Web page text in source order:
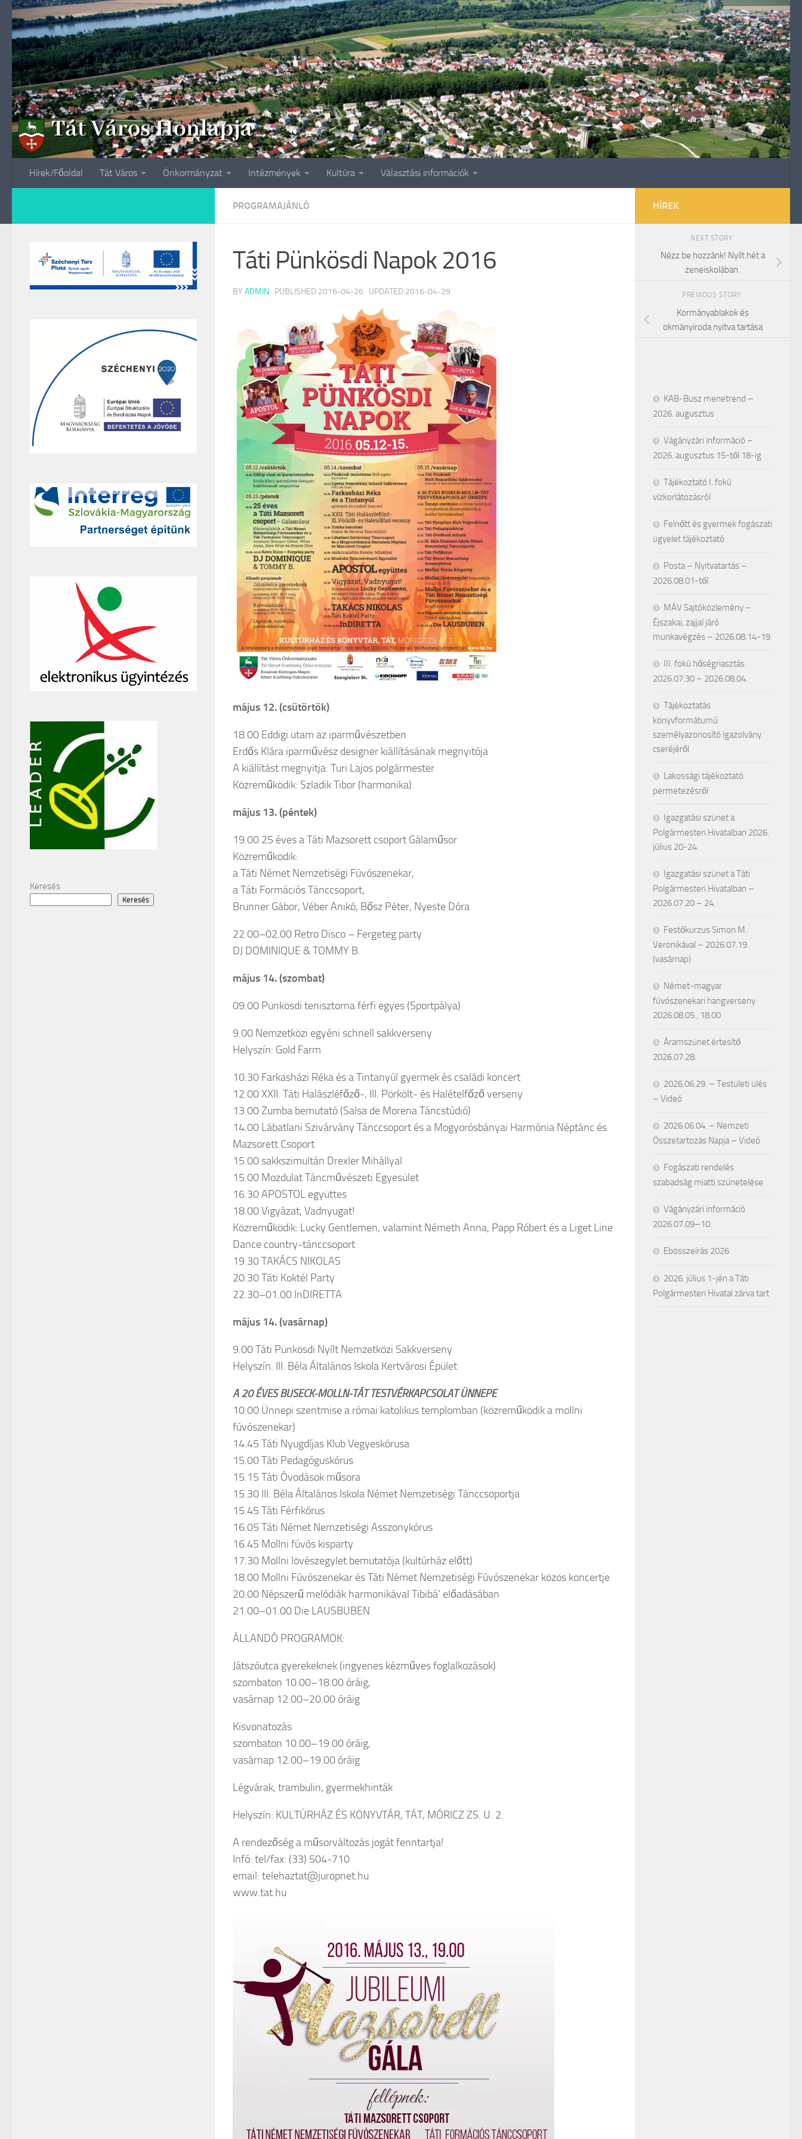
Skip to content
Hírek/Főoldal Tát Város Önkormányzat Intézmények Kultúra Választási információk
PROGRAMAJÁNLÓ
Táti Pünkösdi Napok 2016
BY ADMIN · PUBLISHED 2016-04-26 · UPDATED 2016-04-29
május 12. (csütörtök)
18.00 Eddigi utam az iparművészetben
Erdős Klára iparművész designer kiállításának megnyitója
A kiállítást megnyitja: Turi Lajos polgármester
Közreműködik: Szladik Tibor (harmonika)
május 13. (péntek)
19.00 25 éves a Táti Mazsorett csoport Gálaműsor
Közreműködik:
a Táti Német Nemzetiségi Fúvószenekar,
a Táti Formációs Tánccsoport,
Brunner Gábor, Véber Anikó, Bősz Péter, Nyeste Dóra
22.00–02.00 Retro Disco – Fergeteg party
DJ DOMINIQUE & TOMMY B.
május 14. (szombat)
09.00 Pünkösdi tenisztorna férfi egyes (Sportpálya)
9.00 Nemzetközi egyéni schnell sakkverseny
Helyszín: Gold Farm
10.30 Farkasházi Réka és a Tintanyúl gyermek és családi koncert
12.00 XXII. Táti Halászléfőző-, III. Pörkölt- és Halételfőző verseny
13.00 Zumba bemutató (Salsa de Morena Táncstúdió)
14.00 Lábatlani Szivárvány Tánccsoport és a Mogyorósbányai Harmónia Néptánc és
Mazsorett Csoport
15.00 sakkszimultán Drexler Mihállyal
15.00 Mozdulat Táncművészeti Egyesület
16.30 APOSTOL együttes
18.00 Vigyázat, Vadnyugat!
Közreműködik: Lucky Gentlemen, valamint Németh Anna, Papp Róbert és a Liget Line
Dance country-tánccsoport
19.30 TAKÁCS NIKOLAS
20.30 Táti Koktél Party
22.30–01.00 InDIRETTA
május 14. (vasárnap)
9.00 Táti Pünkösdi Nyílt Nemzetközi Sakkverseny
Helyszín: III. Béla Általános Iskola Kertvárosi Épület
A 20 ÉVES BUSECK-MOLLN-TÁT TESTVÉRKAPCSOLAT ÜNNEPE
10.00 Ünnepi szentmise a római katolikus templomban (közreműködik a mollni
fúvószenekar)
14.45 Táti Nyugdíjas Klub Vegyeskórusa
15.00 Táti Pedagóguskórus
15.15 Táti Óvodások műsora
15.30 III. Béla Általános Iskola Német Nemzetiségi Tánccsoportja
15.45 Táti Férfikórus
16.05 Táti Német Nemzetiségi Asszonykórus
16.45 Mollni fúvós kisparty
17.30 Mollni lövészegylet bemutatója (kultúrház előtt)
18.00 Mollni Fúvószenekar és Táti Német Nemzetiségi Fúvószenekar közös koncertje
20.00 Népszerű melódiák harmonikával Tibibá’ előadásában
21.00–01.00 Die LAUSBUBEN
ÁLLANDÓ PROGRAMOK:
Játszóutca gyerekeknek (ingyenes kézműves foglalkozások)
szombaton 10.00–18.00 óráig,
vasárnap 12.00–20.00 óráig
Kisvonatozás
szombaton 10.00–19.00 óráig,
vasárnap 12.00–19.00 óráig
Légvárak, trambulin, gyermekhinták
Helyszín: KULTÚRHÁZ ÉS KÖNYVTÁR, TÁT, MÓRICZ ZS. U. 2.
A rendezőség a műsorváltozás jogát fenntartja!
Infó: tel/fax: (33) 504-710
email: telehaztat@juropnet.hu
www.tat.hu
Keresés
Keresés
HÍREK
NEXT STORY
Nézz be hozzánk! Nyílt hét a
zeneiskolában.
PREVIOUS STORY
Kormányablakok és
okmányiroda nyitva tartása
KAB-Busz menetrend –
2026. augusztus
Vágányzári információ –
2026. augusztus 15-től 18-ig
Tájékoztató I. fokú
vízkorlátozásról
Felnőtt és gyermek fogászati
ügyelet tájékoztató
Posta – Nyitvatartás –
2026.08.01-től
MÁV Sajtóközlemény –
Éjszakai, zajjal járó
munkavégzés – 2026.08.14-19.
III. fokú hőségriasztás
2026.07.30 – 2026.08.04.
Tájékoztatás
könyvformátumú
személyazonosító igazolvány
cseréjéről
Lakossági tájékoztató
permetezésről
Igazgatási szünet a
Polgármesteri Hivatalban 2026.
július 20-24.
Igazgatási szünet a Táti
Polgármesteri Hivatalban –
2026.07.20 – 24.
Festőkurzus Simon M.
Veronikával – 2026.07.19.
(vasárnap)
Német-magyar
fúvószenekari hangverseny
2026.08.05., 18.00
Áramszünet értesítő
2026.07.28.
2026.06.29. – Testületi ülés
– Videó
2026.06.04. – Nemzeti
Összetartozás Napja – Videó
Fogászati rendelés
szabadság miatti szünetelése
Vágányzári információ
2026.07.09–10.
Ebösszeírás 2026
2026. július 1-jén a Táti
Polgármesteri Hivatal zárva tart